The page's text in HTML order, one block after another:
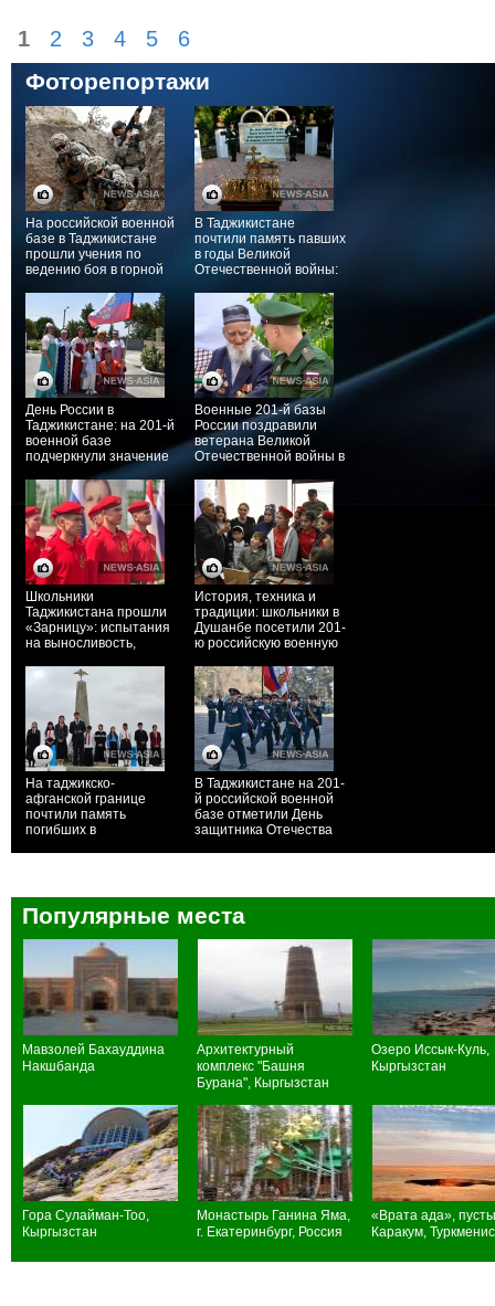
1 2 3 4 5 6
Фоторепортажи
На российской военной
базе в Таджикистане
прошли учения по
ведению боя в горной
В Таджикистане
почтили память павших
в годы Великой
Отечественной войны:
базе прошла акция
«Свеча памяти»
День России в
Таджикистане: на 201-й
военной базе
подчеркнули значение
союзничества и
взаимодействия в
рамках ОДКБ
Военные 201-й базы
России поздравили
ветерана Великой
Отечественной войны в
Таджикистана
Школьники
Таджикистана прошли
«Зарницу»: испытания
на выносливость,
лидерство
История, техника и
традиции: школьники в
Душанбе посетили 201-
ю российскую военную
На таджикско-
афганской границе
почтили память
погибших в
В Таджикистане на 201-
й российской военной
базе отметили День
защитника Отечества
Популярные места
Мавзолей Бахауддина
Накшбанда
Архитектурный
комплекс "Башня
Бурана", Кыргызстан
Озеро Иссык-Куль,
Кыргызстан
Гора Сулайман-Тоо,
Кыргызстан
Монастырь Ганина Яма,
г. Екатеринбург, Россия
«Врата ада»,
Каракум,